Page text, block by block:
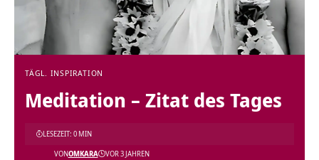
TÄGL. INSPIRATION
Meditation – Zitat des Tages
VONOMKARA VOR 3 JAHREN
LESEZEIT: 0 MIN